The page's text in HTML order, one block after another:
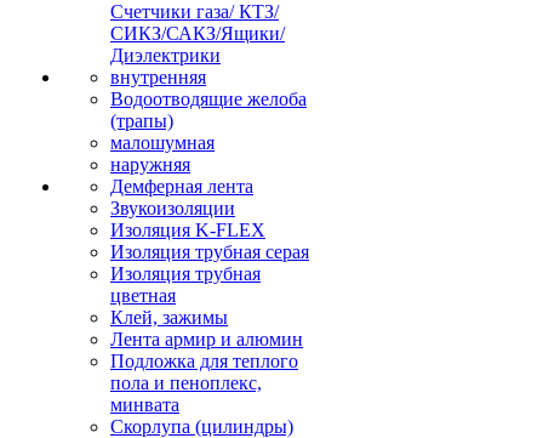
Счетчики газа/ КТЗ/
СИКЗ/САКЗ/Ящики/
Диэлектрики
внутренняя
Водоотводящие желоба
(трапы)
малошумная
наружняя
Демферная лента
Звукоизоляции
Изоляция K-FLEX
Изоляция трубная серая
Изоляция трубная
цветная
Клей, зажимы
Лента армир и алюмин
Подложка для теплого
пола и пеноплекс,
минвата
Скорлупа (цилиндры)